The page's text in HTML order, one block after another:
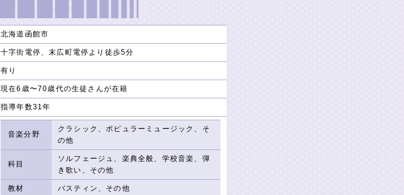
北海道函館市
十字街電停、末広町電停より徒歩5分
有り
現在6歳〜70歳代の生徒さんが在籍
指導年数31年
音楽分野
クラシック、ポピュラーミュージック、そ
の他
科目
ソルフェージュ、楽典全般、学校音楽、弾
き歌い、その他
教材 バスティン、その他